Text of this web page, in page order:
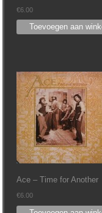
€6.00
Toevoegen aan
Ace – Time for Another
€6.00